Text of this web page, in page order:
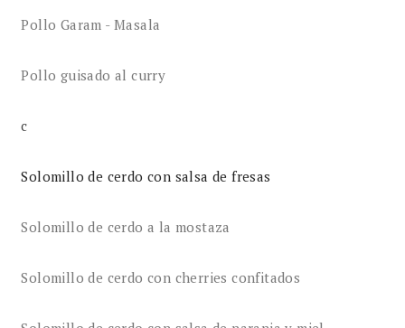
Pollo Garam - Masala
Pollo guisado al curry
c
Solomillo de cerdo con salsa de fresas
Solomillo de cerdo a la mostaza
Solomillo de cerdo con cherries confitados